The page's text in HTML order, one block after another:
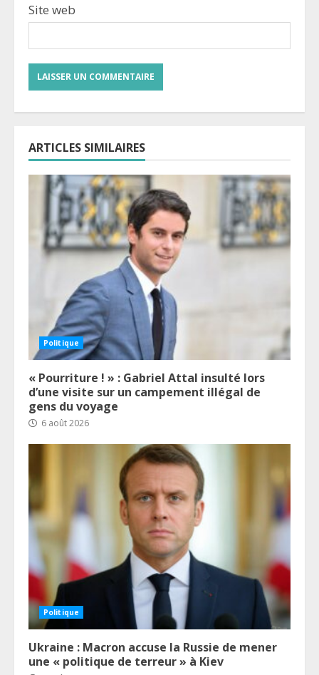
Site web
ARTICLES SIMILAIRES
Politique
« Pourriture ! » : Gabriel Attal insulté lors
d’une visite sur un campement illégal de
gens du voyage
6 août 2026
Politique
Ukraine : Macron accuse la Russie de mener
une « politique de terreur » à Kiev